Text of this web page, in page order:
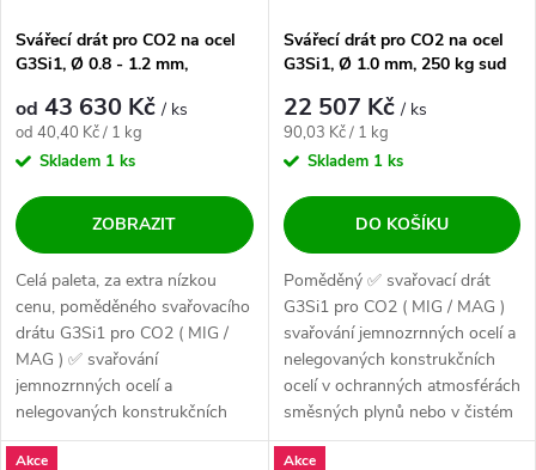
Svářecí drát pro CO2 na ocel
G3Si1, Ø 0.8 - 1.2 mm,
od 43 630 Kč/ ks
Měrná cena:
od 40,40 Kč / 1 kg
Skladem 1 ks
ZOBRAZIT
Celá paleta, za extra nízkou
cenu, poměděného svařovacího
drátu G3Si1 pro CO2 ( MIG /
MAG ) ✅ svařování
jemnozrnných ocelí a
nelegovaných konstrukčních
ocelí v ochranných...
Svářecí drát pro CO2 na ocel
G3Si1, Ø 1.0 mm, 250 kg sud
22 507 Kč/ ks
Měrná cena:
90,03 Kč / 1 kg
Skladem 1 ks
DO KOŠÍKU
Poměděný ✅ svařovací drát
G3Si1 pro CO2 ( MIG / MAG )
svařování jemnozrnných ocelí a
nelegovaných konstrukčních
ocelí v ochranných atmosférách
směsných plynů nebo v čistém
CO2....
Akce Akce